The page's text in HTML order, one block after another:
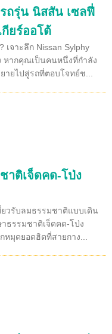
ถรุ่น นิสสัน เซลฟี่
กียร์ออโต้
จาะลึก Nissan Sylphy
หากคุณเป็นคนหนึ่งที่กำลัง
ายไปสู่รถที่ตอบโจทย์ช...
าติเจ็ดคด-โป่ง
ยวรับลมธรรมชาติแบบเดิน
ธรรมชาติเจ็ดคด-โป่ง
มุดยอดฮิตที่สายกาง...